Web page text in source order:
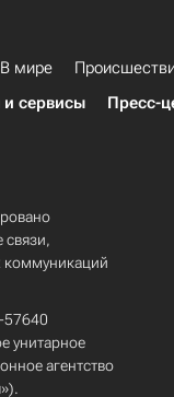
В мире
сервисы Пресс-
связи,
коммуникаций
57640
унитарное
агентство